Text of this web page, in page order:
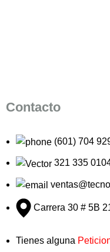
Contacto
(601) 704
321 335
Carrera 30 # 5B
Tienes alguna